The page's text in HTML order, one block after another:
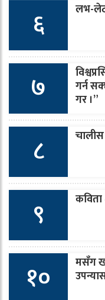
६ लभ-
७ गर्न
गर ।”
८ चालीस
९
१० मसँग